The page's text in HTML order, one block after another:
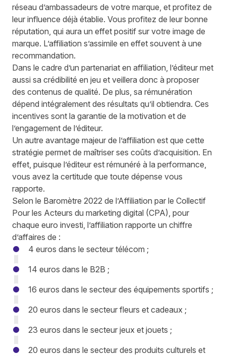
réseau d’ambassadeurs de votre marque, et profitez de
leur influence déjà établie. Vous profitez de leur bonne
réputation, qui aura un effet positif sur votre image de
marque. L’affiliation s’assimile en effet souvent à une
recommandation.
Dans le cadre d’un partenariat en affiliation, l’éditeur met
aussi sa crédibilité en jeu et veillera donc à proposer
des contenus de qualité. De plus, sa rémunération
dépend intégralement des résultats qu’il obtiendra. Ces
incentives sont la garantie de la motivation et de
l’engagement de l’éditeur.
Un autre avantage majeur de l’affiliation est que cette
stratégie permet de maîtriser ses coûts d’acquisition. En
effet, puisque l’éditeur est rémunéré à la performance,
vous avez la certitude que toute dépense vous
rapporte.
Selon le Baromètre 2022 de l’Affiliation par le Collectif
Pour les Acteurs du marketing digital (CPA), pour
chaque euro investi, l’affiliation rapporte un chiffre
d’affaires de :
4 euros dans le secteur télécom ;
14 euros dans le B2B ;
16 euros dans le secteur des équipements sportifs ;
20 euros dans le secteur fleurs et cadeaux ;
23 euros dans le secteur jeux et jouets ;
20 euros dans le secteur des produits culturels et